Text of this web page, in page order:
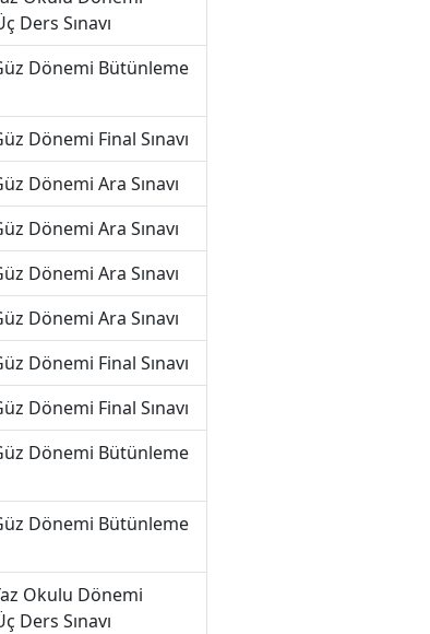
Ders Sınavı
Dönemi Bütünleme
Dönemi Final Sınavı
Dönemi Ara Sınavı
Dönemi Ara Sınavı
Dönemi Ara Sınavı
Dönemi Ara Sınavı
Dönemi Final Sınavı
Dönemi Final Sınavı
Dönemi Bütünleme
Dönemi Bütünleme
Okulu Dönemi
Ders Sınavı